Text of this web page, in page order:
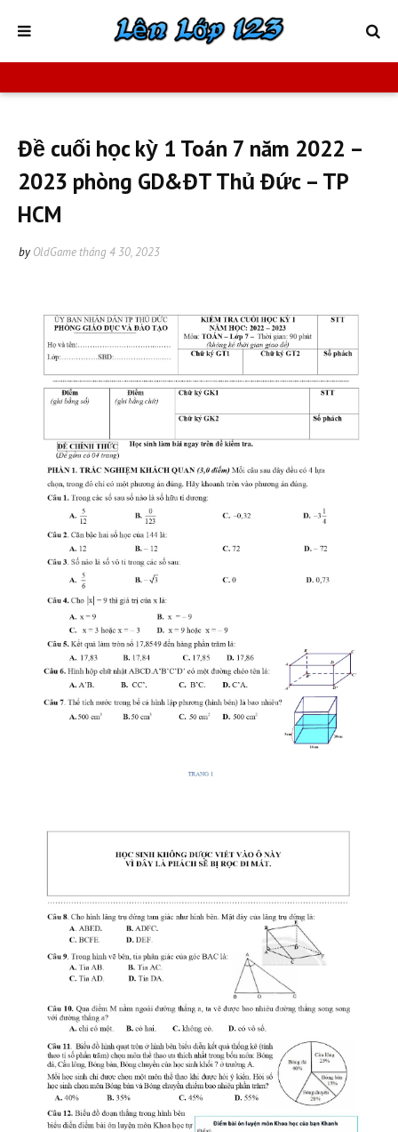
Đề cuối học kỳ 1 Toán 7 năm 2022 –
2023 phòng GD&ĐT Thủ Đức – TP
HCM
by OldGame tháng 4 30, 2023